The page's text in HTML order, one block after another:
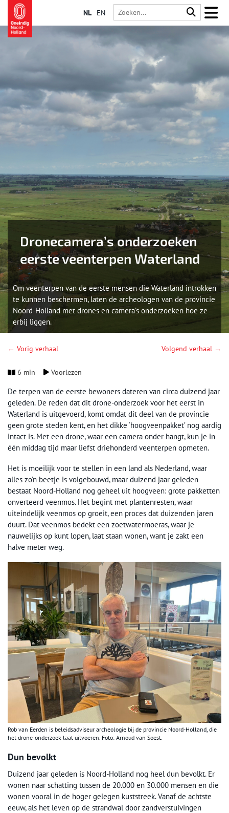
NL EN
Dronecamera’s onderzoeken
eerste veenterpen Waterland
Om veenterpen van de eerste mensen die Waterland introkken
te kunnen beschermen, laten de archeologen van de provincie
Noord-Holland met drones en camera’s onderzoeken hoe ze
erbij liggen.
← Vorig verhaal Volgend verhaal →
6 min Voorlezen
De terpen van de eerste bewoners dateren van circa duizend jaar
geleden. De reden dat dit drone-onderzoek voor het eerst in
Waterland is uitgevoerd, komt omdat dit deel van de provincie
geen grote steden kent, en het dikke ‘hoogveenpakket’ nog aardig
intact is. Met een drone, waar een camera onder hangt, kun je in
één middag tijd maar liefst driehonderd veenterpen opmeten.
Het is moeilijk voor te stellen in een land als Nederland, waar
alles zo’n beetje is volgebouwd, maar duizend jaar geleden
bestaat Noord-Holland nog geheel uit hoogveen: grote pakketten
onverteerd veenmos. Het begint met plantenresten, waar
uiteindelijk veenmos op groeit, een proces dat duizenden jaren
duurt. Dat veenmos bedekt een zoetwatermoeras, waar je
nauwelijks op kunt lopen, laat staan wonen, want je zakt een
halve meter weg.
Rob van Eerden is beleidsadviseur archeologie bij de provincie Noord-Holland, die
het drone-onderzoek laat uitvoeren. Foto: Arnoud van Soest.
Dun bevolkt
Duizend jaar geleden is Noord-Holland nog heel dun bevolkt. Er
wonen naar schatting tussen de 20.000 en 30.000 mensen en die
wonen vooral in de hoger gelegen kuststreek. Vanaf de achtste
eeuw, als het leven op de strandwal door zandverstuivingen